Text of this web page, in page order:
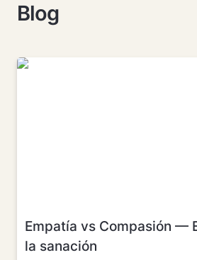
Blog
Empatía vs Compasión — El
Empatía vs Compasión —
la sanación